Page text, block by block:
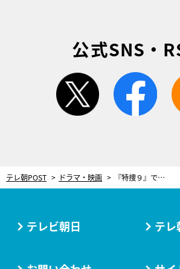
公式SNS・
twitter
テレ朝POST ドラマ・映画 『特捜９』で人質立てこもり事件！小宮山刑事（羽田美智子）に前代未聞の危険が
テレビ朝日 テレ